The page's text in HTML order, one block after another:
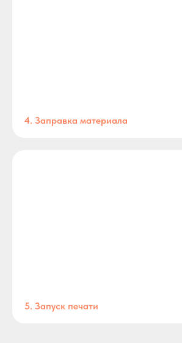
4. Заправка материала
5. Запуск печати